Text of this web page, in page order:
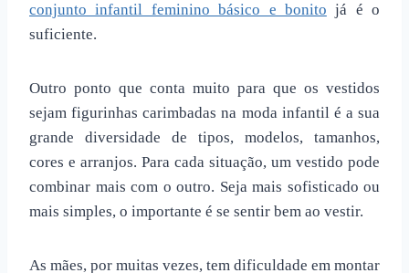
conjunto infantil feminino básico e bonito já é o
suficiente.
Outro ponto que conta muito para que os vestidos
sejam figurinhas carimbadas na moda infantil é a sua
grande diversidade de tipos, modelos, tamanhos,
cores e arranjos. Para cada situação, um vestido pode
combinar mais com o outro. Seja mais sofisticado ou
mais simples, o importante é se sentir bem ao vestir.
As mães, por muitas vezes, tem dificuldade em montar